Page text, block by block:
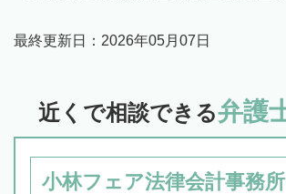
最終更新日： 2026年05月07日
近くで相談できる弁護
小林フェア法律会計事務所